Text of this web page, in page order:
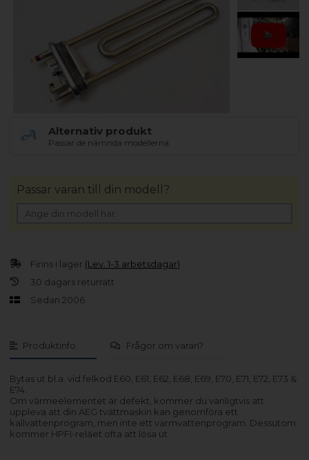
Alternativ produkt
Passar de nämnda modellerna.
Produktinfo Frågor om varan?
Bytas ut bl.a. vid felkod E60, E61, E62, E68, E69, E70, E71, E72, E73 &
E74.
Om värmeelementet är defekt, kommer du vanligtvis att
uppleva att din AEG tvättmaskin kan genomföra ett
kallvattenprogram, men inte ett varmvattenprogram. Dessutom
kommer HPFI-reläet ofta att lösa ut.
Finns i lager (Lev. 1-3 arbetsdagar)
30 dagars returrätt
Sedan 2006
Passar varan till din modell?